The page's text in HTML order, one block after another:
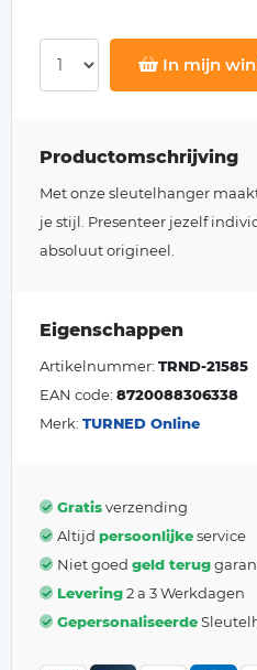
In mijn
Productomschrijving
Met onze sleutelhanger
je stijl. Presenteer jezelf
absoluut origineel.
Eigenschappen
Artikelnummer: TRND-21585
EAN code: 8720088306338
Merk: TURNED Online
Gratisverzending
Altijd persoonlijkeservice
Niet goed geld terug
Levering2 a 3 Werkdagen
Gepersonaliseerde